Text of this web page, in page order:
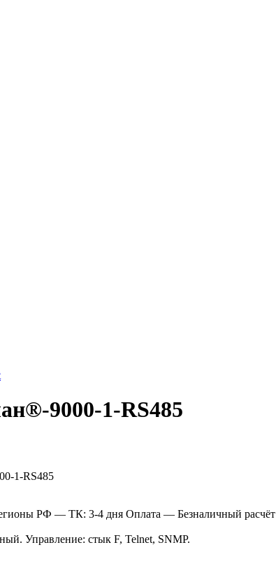
9000-1-RS485
РФ — ТК: 3-4 дня Оплата — Безналичный расчёт
Управление: стык F, Telnet, SNMP.